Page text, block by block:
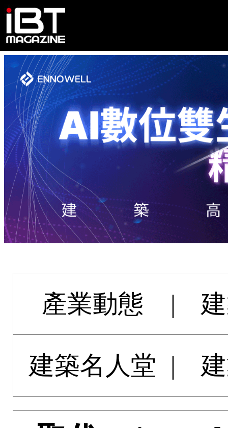
產業動態 |
建築名人堂 |